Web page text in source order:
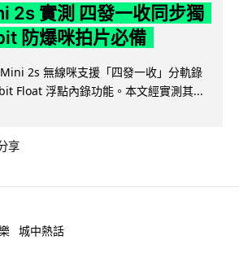
2s 實測 四發一收同步獨
防爆咪拍片必備
2s 無線咪支援「四發一收」分軌錄
Float 浮點內錄功能。本文經實測其...
享
城中熱話